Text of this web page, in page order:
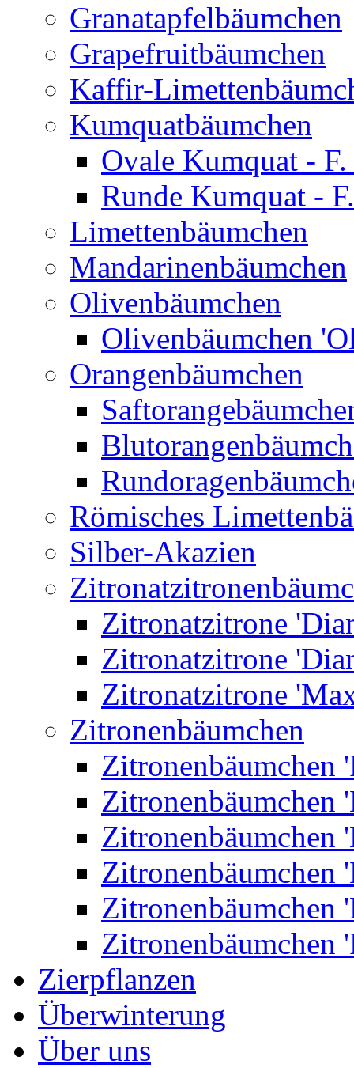
Granatapfelbäumchen
Grapefruitbäumchen
Kaffir-
Kumquatbäumchen
Ovale Kumquat -
Runde Kumquat -
Limettenbäumchen
Mandarinenbäumchen
Olivenbäumchen
Olivenbäumchen
Orangenbäumchen
Römisches
Silber-Akazien
Zitronatzitrone
Zitronatzitrone
Zitronatzitrone
Zitronenbäumchen
Zitronenbäumchen
Zitronenbäumchen
Zitronenbäumchen
Zitronenbäumchen
Zitronenbäumchen
Zitronenbäumchen
Zierpflanzen
Überwinterung
Über uns